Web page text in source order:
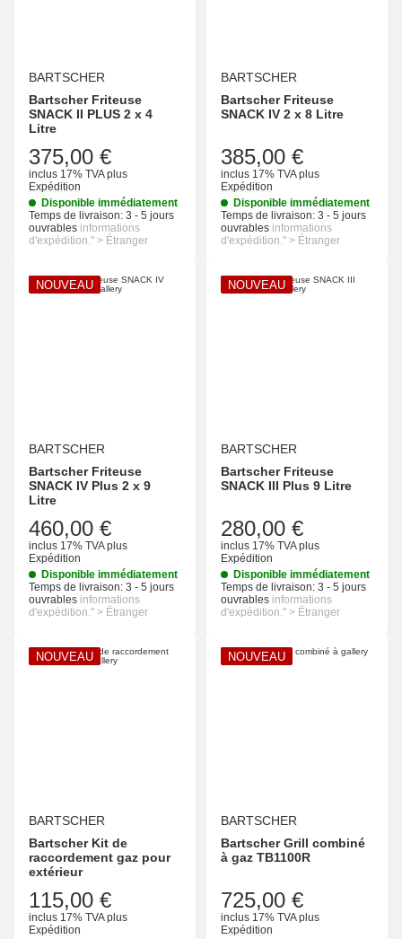
BARTSCHER
Bartscher Friteuse
SNACK II PLUS 2 x 4
Litre
375,00 €
inclus 17% TVAplus
Expédition
Disponible immédiatement
Temps de livraison: 3 - 5 jours
ouvrables informations
d'expédition." > Étranger
BARTSCHER
Bartscher Friteuse
SNACK IV 2 x 8 Litre
385,00 €
inclus 17% TVAplus
Expédition
Disponible immédiatement
Temps de livraison: 3 - 5 jours
ouvrables informations
d'expédition." > Étranger
NOUVEAU
BARTSCHER
Bartscher Friteuse
SNACK IV Plus 2 x 9
Litre
460,00 €
inclus 17% TVAplus
Expédition
Disponible immédiatement
Temps de livraison: 3 - 5 jours
ouvrables informations
d'expédition." > Étranger
NOUVEAU
BARTSCHER
Bartscher Friteuse
SNACK III Plus 9 Litre
280,00 €
inclus 17% TVAplus
Expédition
Disponible immédiatement
Temps de livraison: 3 - 5 jours
ouvrables informations
d'expédition." > Étranger
NOUVEAU
BARTSCHER
Bartscher Kit de
raccordement gaz pour
extérieur
115,00 €
inclus 17% TVAplus
Expédition
NOUVEAU
BARTSCHER
Bartscher Grill combiné
à gaz TB1100R
725,00 €
inclus 17% TVAplus
Expédition